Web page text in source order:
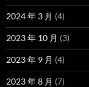
2024 年 3 月 (4)
2023 年 10 月 (3)
2023 年 9 月 (4)
2023 年 8 月 (7)